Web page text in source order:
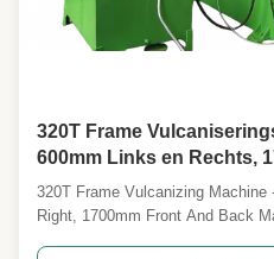
320T Frame
600mm Links en Rechts,
en Achter Handmatige
Hot Pressing Forming
320T Frame Vulcanizing Machine
Right, 1700mm Front And Back